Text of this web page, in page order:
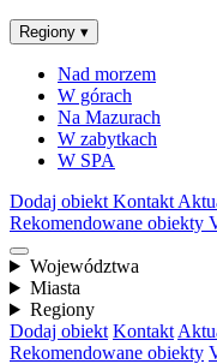
Regiony ▾
Nad morzem
W górach
Na Mazurach
W zabytkach
W SPA
Dodaj obiekt Kontakt
Rekomendowane obiekty
Województwa
Miasta
Regiony
Dodaj obiekt Kontakt
Rekomendowane obiekty